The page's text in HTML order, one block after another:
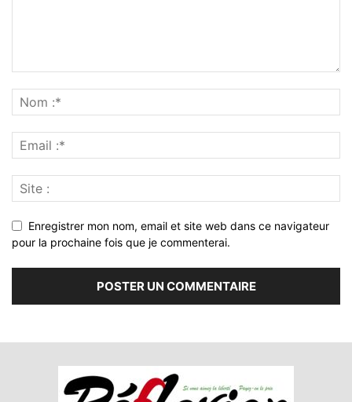
Enregistrer mon nom, email et site web dans ce navigateur
pour la prochaine fois que je commenterai.